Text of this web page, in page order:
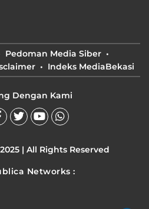
Pedoman Media Siber
Indeks MediaBekasi
Dengan Kami
| All Rights Reserved
Networks :